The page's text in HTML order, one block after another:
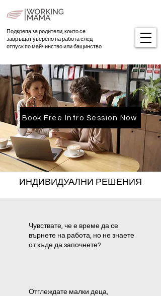
Подкрепа за родители, които се
завръщат уверено на работа след
отпуск по майчинство или бащинство.
Book Free Intro Session Now
ИНДИВИДУАЛНИ РЕШЕНИЯ
Чувствате, че е време да се
върнете на работа, но не знаете
от къде да започнете?
Отглеждате малки деца,